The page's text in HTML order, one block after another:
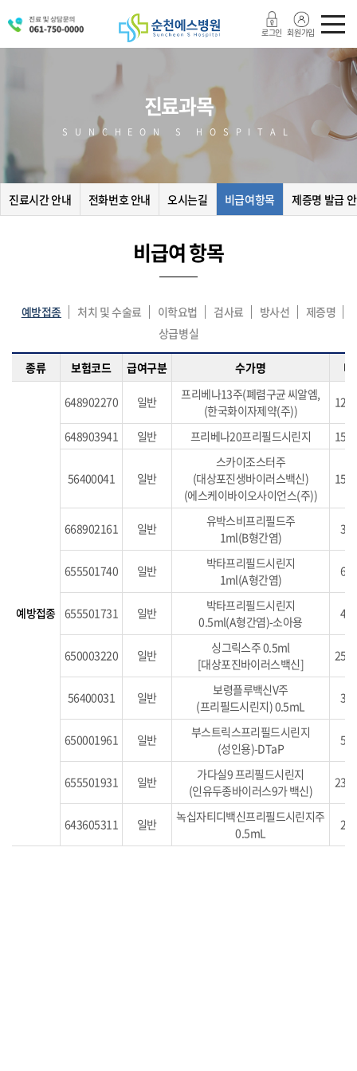
로그인 회원가입
진료과목
SUNCHEON S HOSPITAL
진료시간 안내 전화번호 안내 오시는길 비급여항목 제증명 발급
비급여 항목
예방접종 처치 및 수술료 이학요법 검사료 방사선
제증명
상급병실
종류 보험코드 급여구분 수가명 비
예방접종
648902270 일반
프리베나13주(폐렴구균 씨알엠,
(한국화이자제약(주))
648903941 일반 프리베나20프리필드시린지
56400041 일반
스카이조스터주
(대상포진생바이러스백신)
(에스케이바이오사이언스(주))
668902161 일반
유박스비프리필드주
1ml(B형간염)
655501740 일반
박타프리필드시린지
1ml(A형간염)
655501731 일반
박타프리필드시린지
0.5ml(A형간염)-소아용
650003220 일반
싱그릭스주 0.5ml
[대상포진바이러스백신]
56400031 일반
보령플루백신V주
(프리필드시린지) 0.5mL
650001961 일반
부스트릭스프리필드시린지
(성인용)-DTaP
655501931 일반
가다실9 프리필드시린지
(인유두종바이러스9가 백신)
643605311 일반
녹십자티디백신프리필드시린지주
0.5mL